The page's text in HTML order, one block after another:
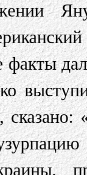
факты